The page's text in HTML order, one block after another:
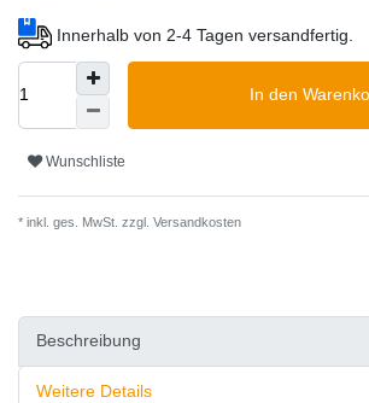
Innerhalb von 2-4 Tagen versandfertig.
In den
Wunschliste
* inkl. ges. MwSt. zzgl. Versandkosten
Beschreibung
Weitere Details